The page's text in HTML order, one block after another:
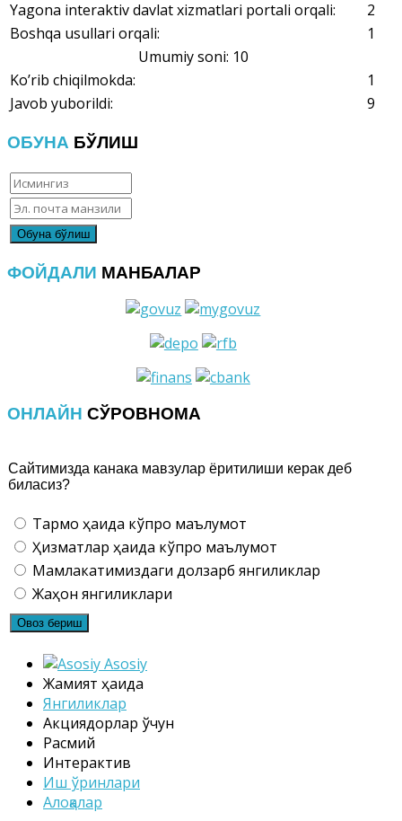
Yagona interaktiv davlat xizmatlari portali orqali:
2
Boshqa usullari orqali:
1
Umumiy soni: 10
Ko’rib chiqilmokda:
1
Javob yuborildi:
9
ОБУНА БЎЛИШ
ФОЙДАЛИ МАНБАЛАР
ОНЛАЙН СЎРОВНОМА
Сайтимизда канака мавзулар ёритилиши керак деб
биласиз?
Тармоқ ҳақида кўпроқ маълумот
Ҳизматлар ҳақида кўпроқ маълумот
Мамлакатимиздаги долзарб янгиликлар
Жаҳон янгиликлари
Asosiy
Жамият ҳақида
Янгиликлар
Акциядорлар ўчун
Расмий
Интерактив
Иш ўринлари
Алоқалар